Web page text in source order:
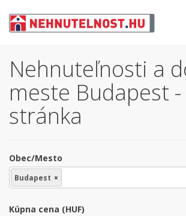
Nehnuteľnosti a
meste Budapest -
stránka
Obec/Mesto
Budapest ×
Kúpna cena (HUF)